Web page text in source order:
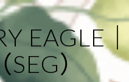
EAGLE
SEG）